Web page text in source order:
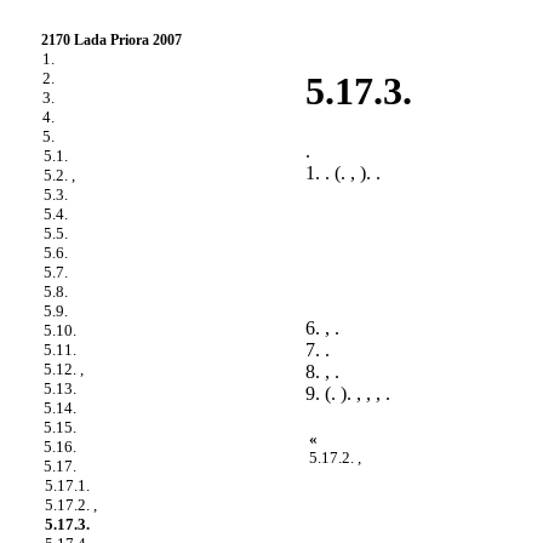
2170 Lada Priora 2007
1.
2.
3.
4.
5.
5.1.
5.2. ,
5.3.
5.4.
5.5.
5.6.
5.7.
5.8.
5.9.
5.10.
5.11.
5.12. ,
5.13.
5.14.
5.15.
5.16.
5.17.
5.17.1.
5.17.2. ,
5.17.3.
5.17.3.
.
1. . (. , ). .
6. , .
7. .
8. , .
9. (. ). , , , .
«
5.17.2. ,